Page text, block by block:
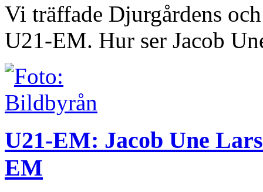
Vi träffade Djurgårdens
U21-EM. Hur ser Jacob
U21-EM: Jacob Une
EM